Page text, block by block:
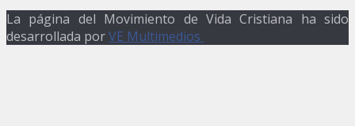
La página del Movimiento de Vida Cristiana ha sido
desarrollada porVE Multimedios